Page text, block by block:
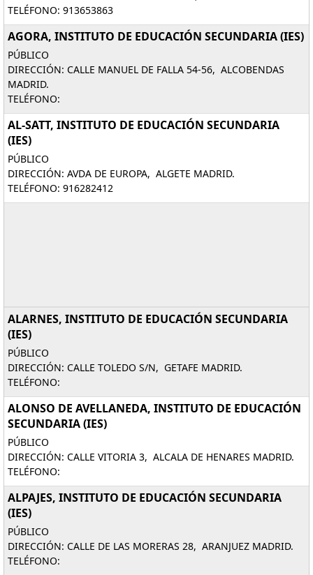
TELÉFONO: 913653863
AGORA, INSTITUTO DE EDUCACIÓN SECUNDARIA (IES)
PÚBLICO
DIRECCIÓN: CALLE MANUEL DE FALLA 54-56, ALCOBENDAS
MADRID.
TELÉFONO:
AL-SATT, INSTITUTO DE EDUCACIÓN SECUNDARIA
(IES)
PÚBLICO
DIRECCIÓN: AVDA DE EUROPA, ALGETE MADRID.
TELÉFONO: 916282412
ALARNES, INSTITUTO DE EDUCACIÓN SECUNDARIA
(IES)
PÚBLICO
DIRECCIÓN: CALLE TOLEDO S/N, GETAFE MADRID.
TELÉFONO:
ALONSO DE AVELLANEDA, INSTITUTO DE EDUCACIÓN
SECUNDARIA (IES)
PÚBLICO
DIRECCIÓN: CALLE VITORIA 3, ALCALA DE HENARES MADRID.
TELÉFONO:
ALPAJES, INSTITUTO DE EDUCACIÓN SECUNDARIA
(IES)
PÚBLICO
DIRECCIÓN: CALLE DE LAS MORERAS 28, ARANJUEZ MADRID.
TELÉFONO: